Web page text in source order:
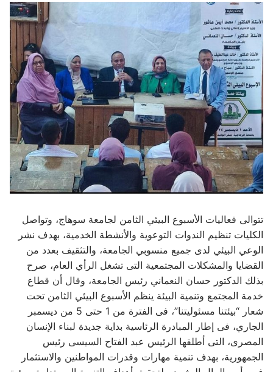
تتوالى فعاليات الأسبوع البيئي الثامن لجامعة سوهاج، وتواصل
الكليات تنظيم الندوات التوعوية والأنشطة الخدمية، بهدف نشر
الوعي البيئي لدى جميع منسوبي الجامعة، والتثقيف بعدد من
القضايا والمشكلات المجتمعية التى تشغل الرأي العام، صرح
بذلك الدكتور حسان النعماني رئيس الجامعة، وقال أن قطاع
خدمة المجتمع وتنمية البيئة ينظم الأسبوع البيئي الثامن تحت
شعار “بيئتنا مسئوليتنا”، فى الفترة من 1 حتى 5 من ديسمبر
الجاري، فى إطار المبادرة الرئاسية بداية جديدة لبناء الإنسان
المصرى، التى أطلقها الرئيس عبد الفتاح السيسى رئيس
الجمهورية، بهدف تنمية مهارات وقدرات المواطنين والاستثمار